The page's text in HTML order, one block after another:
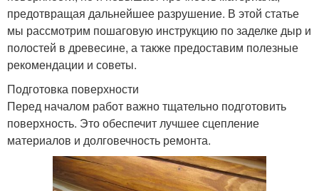
предотвращая дальнейшее разрушение. В этой статье
мы рассмотрим пошаговую инструкцию по заделке дыр и
полостей в древесине, а также предоставим полезные
рекомендации и советы.
Подготовка поверхности
Перед началом работ важно тщательно подготовить
поверхность. Это обеспечит лучшее сцепление
материалов и долговечность ремонта.